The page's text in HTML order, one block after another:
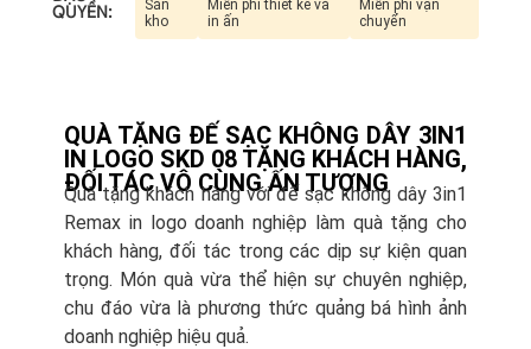
QUYỀN:
Sẵn
kho
Miễn phí thiết kế và
in ấn
Miễn phí vận
chuyển
QUÀ TẶNG ĐẾ SẠC KHÔNG DÂY 3IN1
IN LOGO SKD 08 TẶNG KHÁCH HÀNG,
ĐỐI TÁC VÔ CÙNG ẤN TƯỢNG
Quà tặng khách hàng với đế sạc không dây 3in1
Remax in logo doanh nghiệp làm quà tặng cho
khách hàng, đối tác trong các dịp sự kiện quan
trọng. Món quà vừa thể hiện sự chuyên nghiệp,
chu đáo vừa là phương thức quảng bá hình ảnh
doanh nghiệp hiệu quả.